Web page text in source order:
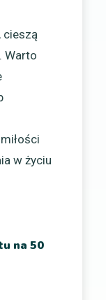
cieszą
Warto
w życiu
na 50